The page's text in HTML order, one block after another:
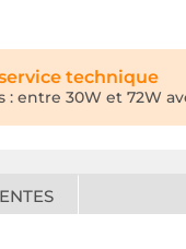
technique
entre 30W et 72W